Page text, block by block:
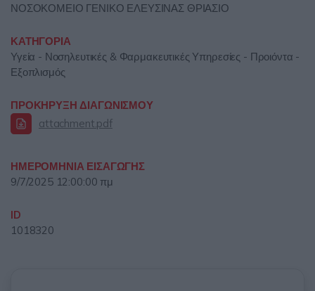
ΝΟΣΟΚΟΜΕΙΟ ΓΕΝΙΚΟ ΕΛΕΥΣΙΝΑΣ ΘΡΙΑΣΙΟ
ΚΑΤΗΓΟΡΙΑ
Υγεία - Νοσηλευτικές & Φαρμακευτικές Υπηρεσίες - Προιόντα -
Εξοπλισμός
ΠΡΟΚΗΡΥΞΗ ΔΙΑΓΩΝΙΣΜΟΥ
attachment.pdf
ΗΜΕΡΟΜΗΝΙΑ ΕΙΣΑΓΩΓΗΣ
9/7/2025 12:00:00 πμ
ID
1018320